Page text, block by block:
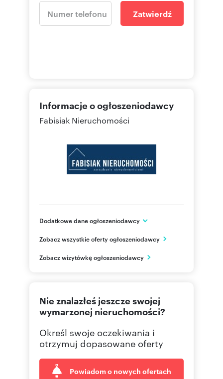
Zatwierdź
Informacje o ogłoszeniodawcy
Fabisiak Nieruchomości
Dodatkowe dane ogłoszeniodawcy
Poznań
PL
Zobacz wszystkie oferty ogłoszeniodawcy
Zobacz wizytówkę ogłoszeniodawcy
Nie znalazłeś jeszcze swojej
wymarzonej nieruchomości?
Określ swoje oczekiwania i
otrzymuj dopasowane oferty
Powiadom o nowych ofertach